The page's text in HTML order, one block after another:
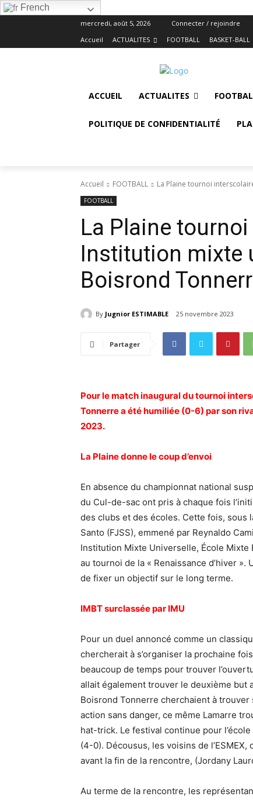
French
mercredi, août 5, 2026
Connecter / rejoindre
Accueil
ACTUALITES FOOTBALL BASKET-BALL
ACCUEIL ACTUALITES
POLITIQUE DE CONFIDENTIALITÉ
Accueil FOOTBALL La Plaine tournoi
FOOTBALL
La Plaine
Institution mixte
Boisrond
By Jugnior ESTIMABLE 25 novembre 2023
Partager
Pour le match inaugural du tournoi
Tonnerre a été humiliée (0-6) par son
2023.
La Plaine donne le coup d’envoi
En absence du championnat national
du Cul-de-sac ont pris à chaque fois
des clubs et des écoles. Cette fois, sous
Santo (FJSS), emmené par Reynaldo
Institution Mixte Universelle, École
au tournoi de la « Renaissance d’hiver
de fixer un objectif sur le long terme.
IMBT surclassée par IMU
Pour un duel annoncé comme un
chercherait à s’organiser la prochaine
beaucoup de temps pour trouver
allait également trouver le deuxième but
Boisrond Tonnerre cherchaient à
action sans danger, ce même Lamarre
hat-trick. Le festival continue pour
(4-0). Décousus, les voisins de
avant la fin de la rencontre, (Jordany
Au terme de la rencontre, les